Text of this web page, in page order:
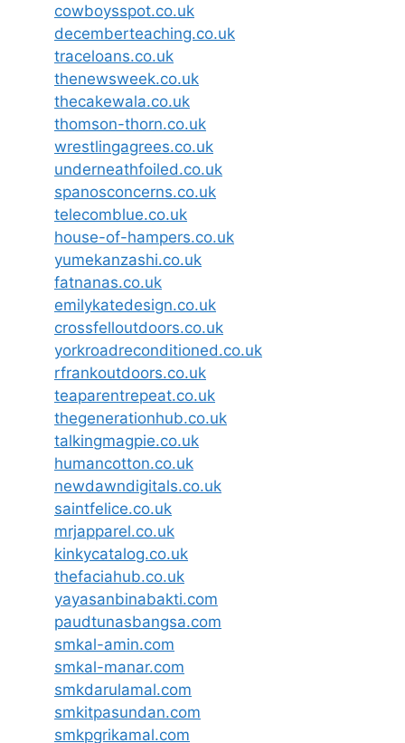
cowboysspot.co.uk
decemberteaching.co.uk
traceloans.co.uk
thenewsweek.co.uk
thecakewala.co.uk
thomson-thorn.co.uk
wrestlingagrees.co.uk
underneathfoiled.co.uk
spanosconcerns.co.uk
telecomblue.co.uk
house-of-hampers.co.uk
yumekanzashi.co.uk
fatnanas.co.uk
emilykatedesign.co.uk
crossfelloutdoors.co.uk
yorkroadreconditioned.co.uk
rfrankoutdoors.co.uk
teaparentrepeat.co.uk
thegenerationhub.co.uk
talkingmagpie.co.uk
humancotton.co.uk
newdawndigitals.co.uk
saintfelice.co.uk
mrjapparel.co.uk
kinkycatalog.co.uk
thefaciahub.co.uk
yayasanbinabakti.com
paudtunasbangsa.com
smkal-amin.com
smkal-manar.com
smkdarulamal.com
smkitpasundan.com
smkpgrikamal.com